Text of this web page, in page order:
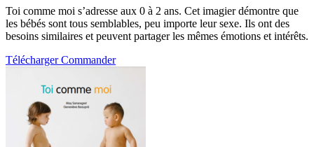
Toi comme moi s’adresse aux 0 à 2 ans. Cet imagier démontre que
les bébés sont tous semblables, peu importe leur sexe. Ils ont des
besoins similaires et peuvent partager les mêmes émotions et intérêts.
Télécharger Commander